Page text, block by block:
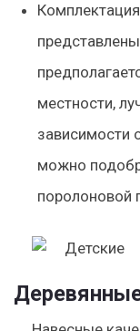
местности,
зависимости
можно
поролоновой